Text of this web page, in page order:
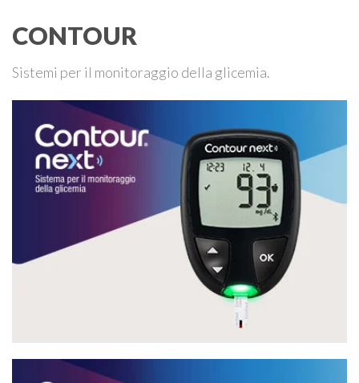
CONTOUR
Sistemi per il monitoraggio della glicemia.